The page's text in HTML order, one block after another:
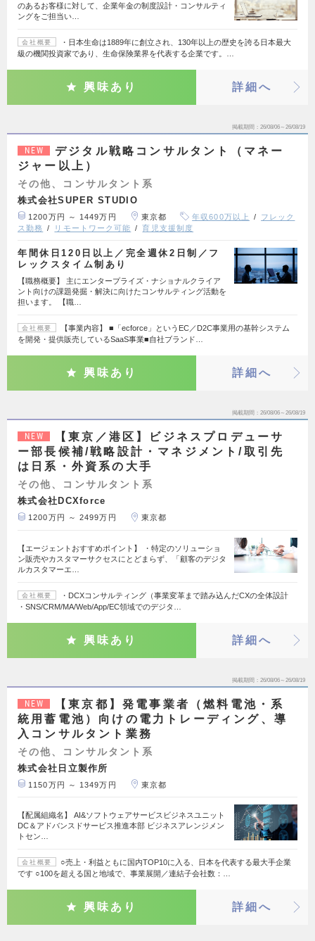
のあるお客様に対して、企業年金の制度設計・コンサルティ
ングをご担当い…
会社概要
・日本生命は1889年に創立され、130年以上の歴史を誇る日本最大
級の機関投資家であり、生命保険業界を代表する企業です。…
興味あり 詳細へ
掲載期間 26/08/06～26/08/19
NEW
デジタル戦略コンサルタント（マネー
ジャー以上）
その他、コンサルタント系
株式会社SUPER STUDIO
1200万円 ～ 1449万円 東京都 年収600万以上
フレック
ス勤務
リモートワーク可能 育児支援制度
年間休日120日以上／完全週休2日制／フ
レックスタイム制あり
【職務概要】 主にエンタープライズ・ナショナルクライア
ント向けの課題発掘・解決に向けたコンサルティング活動を
担います。 【職…
会社概要
【事業内容】 ■「ecforce」というEC／D2C事業用の基幹システム
を開発・提供販売しているSaaS事業■自社ブランド…
興味あり 詳細へ
掲載期間 26/08/06～26/08/19
NEW
【東京／港区】ビジネスプロデューサ
ー部長候補/戦略設計・マネジメント/取引先
は日系・外資系の大手
その他、コンサルタント系
株式会社DCXforce
1200万円 ～ 2499万円 東京都
【エージェントおすすめポイント】 ・特定のソリューショ
ン販売やカスタマーサクセスにとどまらず、「顧客のデジタ
ルカスタマーエ…
会社概要
・DCXコンサルティング（事業変革まで踏み込んだCXの全体設計
・SNS/CRM/MA/Web/App/EC領域でのデジタ…
興味あり 詳細へ
掲載期間 26/08/06～26/08/19
NEW
【東京都】発電事業者（燃料電池・系
統用蓄電池）向けの電力トレーディング、導
入コンサルタント業務
その他、コンサルタント系
株式会社日立製作所
1150万円 ～ 1349万円 東京都
【配属組織名】 AI&ソフトウェアサービスビジネスユニット
DC＆アドバンスドサービス推進本部 ビジネスアレンジメン
トセン…
会社概要
○売上・利益ともに国内TOP10に入る、日本を代表する最大手企業
です ○100を超える国と地域で、事業展開／連結子会社数：…
興味あり 詳細へ